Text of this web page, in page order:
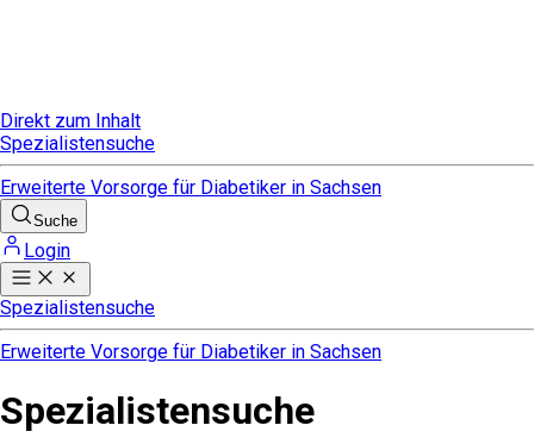
Direkt zum Inhalt
Spezialistensuche
Erweiterte Vorsorge für Diabetiker in Sachsen
Suche
Login
Spezialistensuche
Erweiterte Vorsorge für Diabetiker in Sachsen
Spezialistensuche